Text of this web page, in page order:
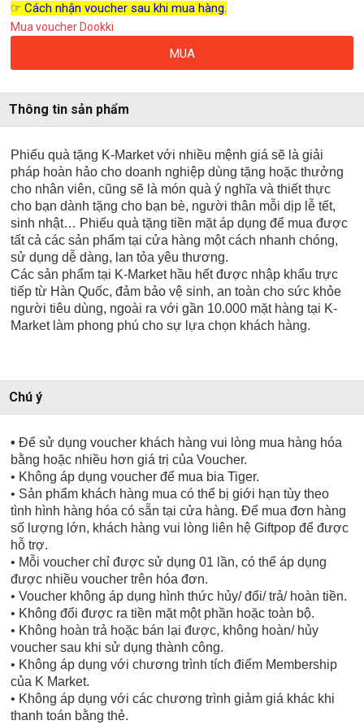
☞ Cách nhận voucher sau khi mua hàng.
Mua voucher Dookki
MUA
Thông tin sản phẩm
Phiếu quà tặng K-Market với nhiều mệnh giá sẽ là giải
pháp hoàn hảo cho doanh nghiệp dùng tặng hoặc thưởng
cho nhân viên, cũng sẽ là món quà ý nghĩa và thiết thực
cho bạn dành tặng cho bạn bè, người thân mỗi dịp lễ tết,
sinh nhật… Phiếu quà tặng tiền mặt áp dụng để mua được
tất cả các sản phẩm tại cửa hàng một cách nhanh chóng,
sử dụng dễ dàng, lan tỏa yêu thương.
Các sản phẩm tại K-Market hầu hết được nhập khẩu trực
tiếp từ Hàn Quốc, đảm bảo vệ sinh, an toàn cho sức khỏe
người tiêu dùng, ngoài ra với gần 10.000 mặt hàng tại K-
Market làm phong phú cho sự lựa chọn khách hàng.
Chú ý
•Để sử dụng voucher khách hàng vui lòng mua hàng hóa
bằng hoặc nhiều hơn giá trị của Voucher.
• Không áp dụng voucher để mua bia Tiger.
• Sản phẩm khách hàng mua có thể bị giới hạn tùy theo
tình hình hàng hóa có sẵn tại cửa hàng. Để mua đơn hàng
số lượng lớn, khách hàng vui lòng liên hệ Giftpop để được
hỗ trợ.
• Mỗi voucher chỉ được sử dụng 01 lần, có thể áp dụng
được nhiều voucher trên hóa đơn.
• Voucher không áp dụng hình thức hủy/ đổi/ trả/ hoàn tiền.
• Không đổi được ra tiền mặt một phần hoặc toàn bộ.
• Không hoàn trả hoặc bán lại được, không hoàn/ hủy
voucher sau khi sử dụng thành công.
• Không áp dụng với chương trình tích điểm Membership
của K Market.
• Không áp dụng với các chương trình giảm giá khác khi
thanh toán bằng thẻ.